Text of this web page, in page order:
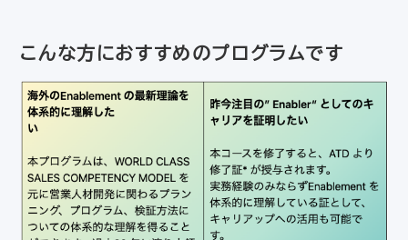
こんな方におすすめのプログラムです